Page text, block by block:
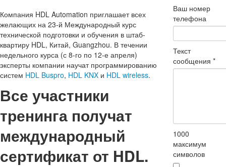
Компания HDL Automation приглашает всех
желающих на 23-й Международный курс
технической подготовки и обучения в штаб-
квартиру HDL, Китай, Guangzhou. В течении
недельного курса (с 8-го по 12-е апреля)
эксперты компании научат программированию
систем HDL Buspro, HDL KNX и HDL wireless.
Все участники
тренинга получат
международный
сертификат от HDL.
Ваш номер
телефона
Текст
сообщения*
1000
максимум
символов